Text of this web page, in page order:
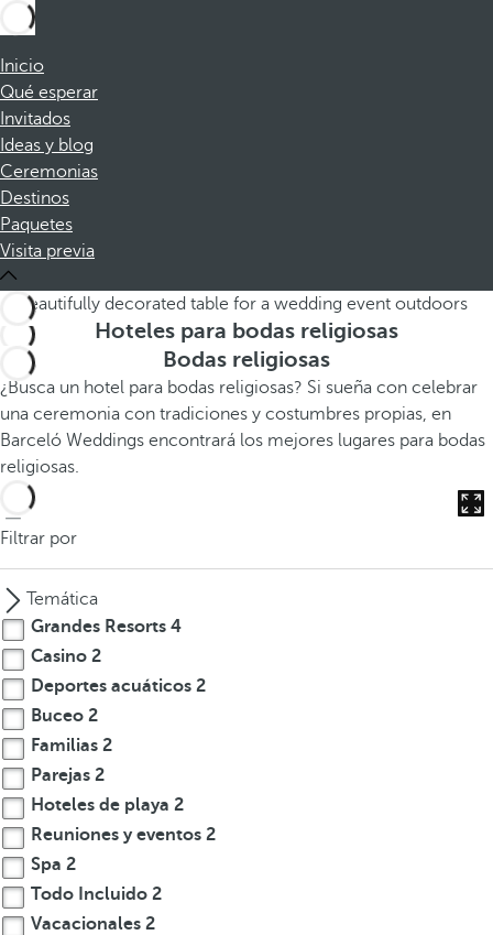
Inicio
Qué esperar
Invitados
Ideas y blog
Ceremonias
Destinos
Paquetes
Visita previa
Hoteles para bodas religiosas
Bodas religiosas
¿Busca un hotel para bodas religiosas? Si sueña con celebrar
una ceremonia con tradiciones y costumbres propias, en
Barceló Weddings encontrará los mejores lugares para bodas
religiosas.
Filtrar por
Temática
Grandes Resorts 4
Casino 2
Deportes acuáticos 2
Buceo 2
Familias 2
Parejas 2
Hoteles de playa 2
Reuniones y eventos 2
Spa 2
Todo Incluido 2
Vacacionales 2